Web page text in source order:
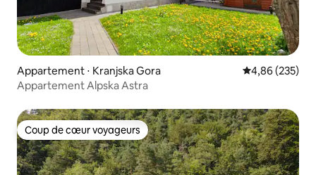
Appartement ⋅ Kranjska Gora Évaluation
4,86 (235)
Appartement Alpska Astra
Coup de cœur voyageurs
Coup de cœur voyageurs